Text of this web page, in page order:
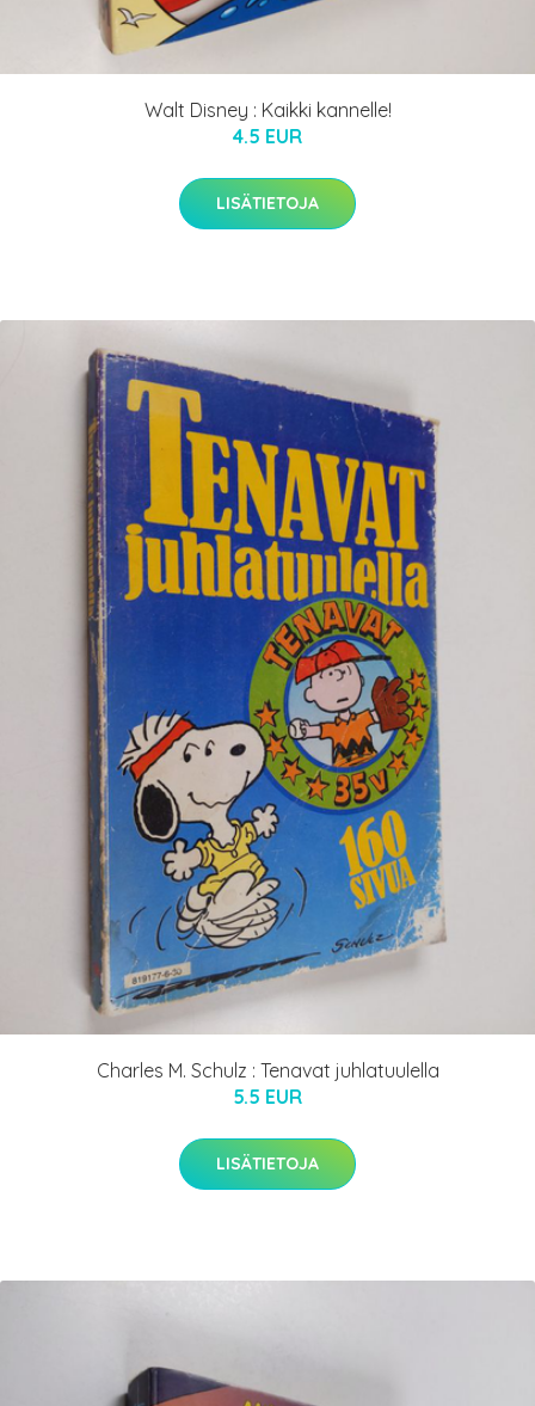
Walt Disney : Kaikki kannelle!
4.5 EUR
LISÄTIETOJA
Charles M. Schulz : Tenavat juhlatuulella
5.5 EUR
LISÄTIETOJA